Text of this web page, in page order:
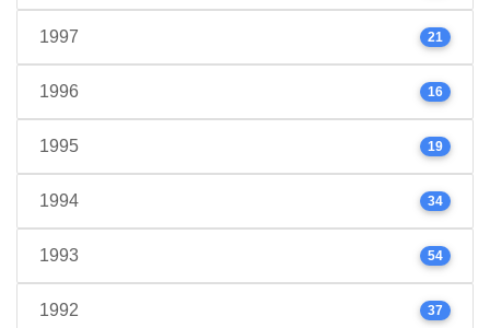
1997 21
1996 16
1995 19
1994 34
1993 54
1992 37